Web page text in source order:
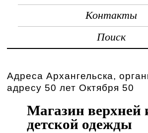
Контакты
Поиск
Адреса Архангельска,
адресу 50 лет Октября 50
Магазин верхней
детской одежды